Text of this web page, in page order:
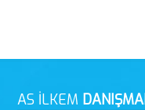
AS İLKEM